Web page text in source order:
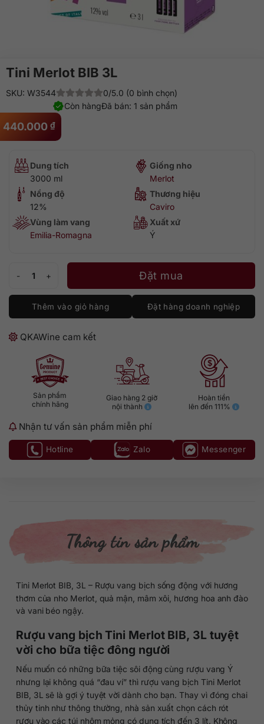
Tini Merlot BIB 3L
440.000 ₫
SKU: W3544
0/5.0 (0 bình chọn)
Đã bán: 1 sản phẩm
Còn hàng
Dung tích
3000 ml
Giống nho
Merlot
Nồng độ
12%
Thương hiệu
Caviro
Vùng làm vang
Emilia-Romagna
Xuất xứ
Ý
Đặt mua
Thêm vào giỏ hàng Đặt hàng doanh nghiệp
QKAWine cam kết
Sản phẩm
chính hãng
Giao hàng 2 giờ
nội thành
Hoàn tiền
lên đến 111%
Nhận tư vấn sản phẩm miễn phí
Hotline Zalo Messenger
Thông tin sản phẩm
Tini Merlot BIB, 3L – Rượu vang bịch sống động với hương
thơm của nho Merlot, quả mận, mâm xôi, hương hoa anh đào
và vani béo ngậy.
Rượu vang bịch Tini Merlot BIB, 3L tuyệt
vời cho bữa tiệc đông người
Nếu muốn có những bữa tiệc sôi động cùng rượu vang Ý
nhưng lại không quá “đau ví” thì rượu vang bịch Tini Merlot
BIB, 3L sẽ là gợi ý tuyệt vời dành cho bạn. Thay vì đóng chai
thủy tinh như thông thường, nhà sản xuất chọn cách rót
rượu vào các túi nhôm mỏng có dung tích đến 3 lít. Không